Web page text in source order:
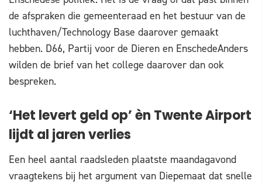
de afspraken die gemeenteraad en het bestuur van de
luchthaven/Technology Base daarover gemaakt
hebben. D66, Partij voor de Dieren en EnschedeAnders
wilden de brief van het college daarover dan ook
bespreken.
‘Het levert geld op’ èn Twente Airport
lijdt al jaren verlies
Een heel aantal raadsleden plaatste maandagavond
vraagtekens bij het argument van Diepemaat dat snelle